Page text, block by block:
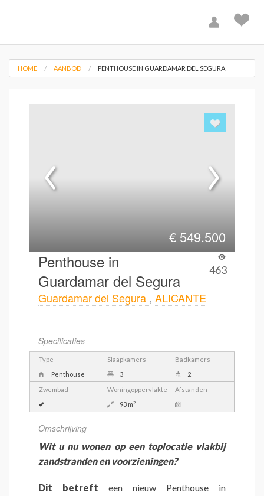
HOME AANBOD PENTHOUSE IN GUARDAMAR DEL SEGURA
€ 549.500
Penthouse in
Guardamar del Segura
463
Guardamar del Segura , ALICANTE
Specificaties
Type
Penthouse
Slaapkamers
3
Badkamers
2
Zwembad
Woningoppervlakte
93 m2
Afstanden
Omschrijving
Wit u nu wonen op een toplocatie vlakbij
zandstranden en voorzieningen?
Dit betreft een nieuw Penthouse in